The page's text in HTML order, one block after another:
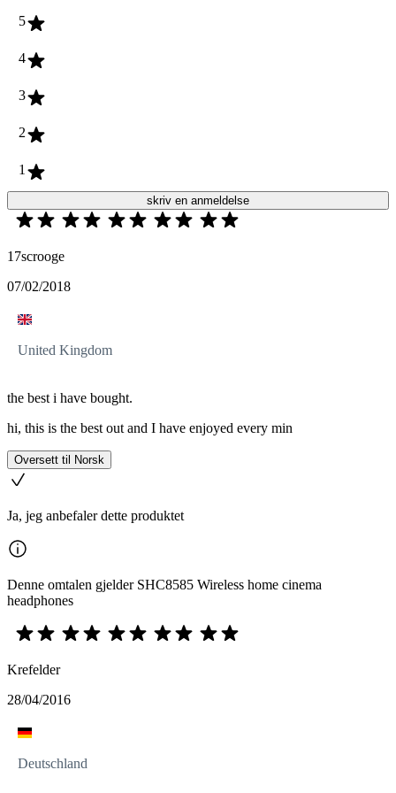
5
4
3
2
1
skriv en anmeldelse
17scrooge
07/02/2018
United Kingdom
the best i have bought.
hi, this is the best out and I have enjoyed every min
Oversett til Norsk
Ja, jeg anbefaler dette produktet
Denne omtalen gjelder SHC8585 Wireless home cinema
headphones
Krefelder
28/04/2016
Deutschland